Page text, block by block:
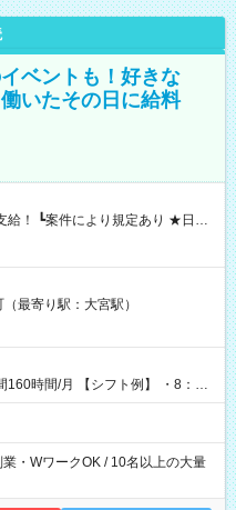
ベントも！好きな
いたその日に給料
その日に現金GET♪ お仕事後はコ
ます！ 【試用期間】試
最寄り駅：大宮駅）
フト例】 ・8：00
・WワークOK / 10名以上の大量